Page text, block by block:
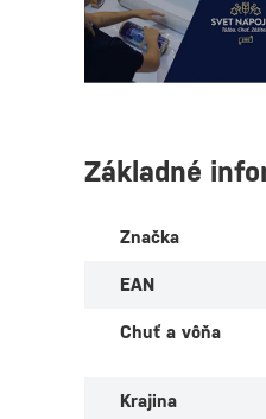
Základné
Značka
EAN
Chuť a vôňa
Krajina